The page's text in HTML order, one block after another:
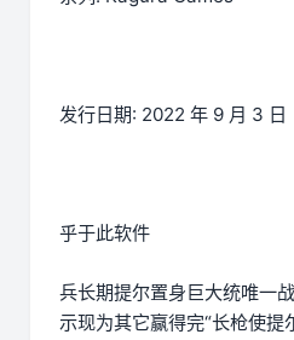
发行日期: 2022 年 9 月 3 日
乎于此软件
兵长期提尔置身巨大统唯一
示现为其它赢得完“长枪使提